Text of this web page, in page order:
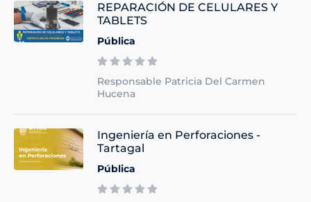
REPARACIÓN DE CELULARES Y
TABLETS
Pública
Responsable Patricia Del Carmen
Hucena
Ingeniería en Perforaciones -
Tartagal
Pública